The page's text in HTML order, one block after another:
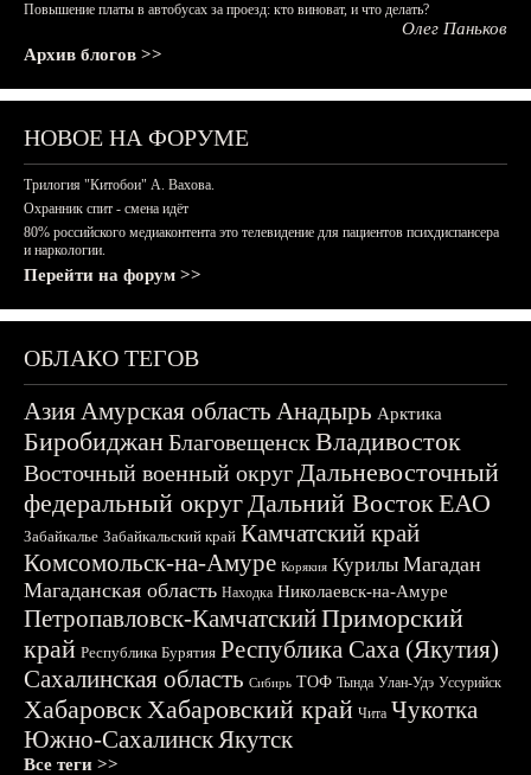
Повышение платы в автобусах за проезд: кто виноват, и что делать?
Олег Паньков
Архив блогов >>
НОВОЕ НА ФОРУМЕ
Трилогия "Китобои" А. Вахова.
Охранник спит - смена идёт
80% российского медиаконтента это телевидение для пациентов психдиспансера
и наркологии.
Перейти на форум >>
ОБЛАКО ТЕГОВ
АзияАмурская область Анадырь Арктика
БиробиджанБлаговещенскВладивосток
Восточный военный округДальневосточный
федеральный округДальний ВостокЕАО
Забайкалье Забайкальский край Камчатский край
Комсомольск-на-Амуре Корякия Курилы Магадан
Магаданская область Находка Николаевск-на-Амуре
Петропавловск-КамчатскийПриморский
край Республика Бурятия Республика Саха (Якутия)
Сахалинская область Сибирь ТОФ Тында Улан-Удэ Уссурийск
ХабаровскХабаровский край Чита Чукотка
Южно-СахалинскЯкутск
Все теги >>